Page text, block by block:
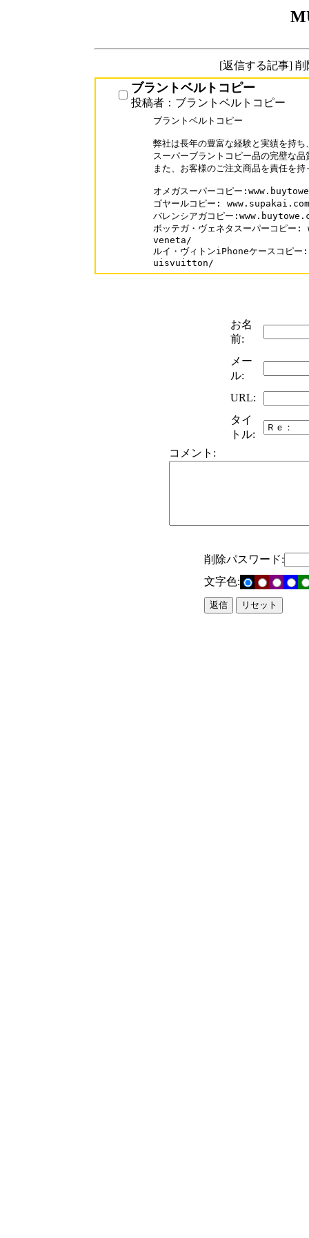
[返信する記事]
ブラントベルトコピー
投稿者：ブラントベルトコピー
ブラントベルトコピー
弊社は長年の豊富な経験と実績を持ち
スーパーブラントコピー品の完壁な
また、お客様のご注文商品を責任を
オメガスーパーコピー
ゴヤールコピー:
バレンシアガコピー
ボッテガ・ヴェネタスーパーコ
veneta/
ルイ・ヴィトンiPhoneケースコ
uisvuitton/
お名
前:
メー
ル:
URL:
タイ
トル:
コメント:
削除パスワード:
文字色: